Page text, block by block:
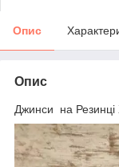
Опис
Опис
Джинси на Резинці